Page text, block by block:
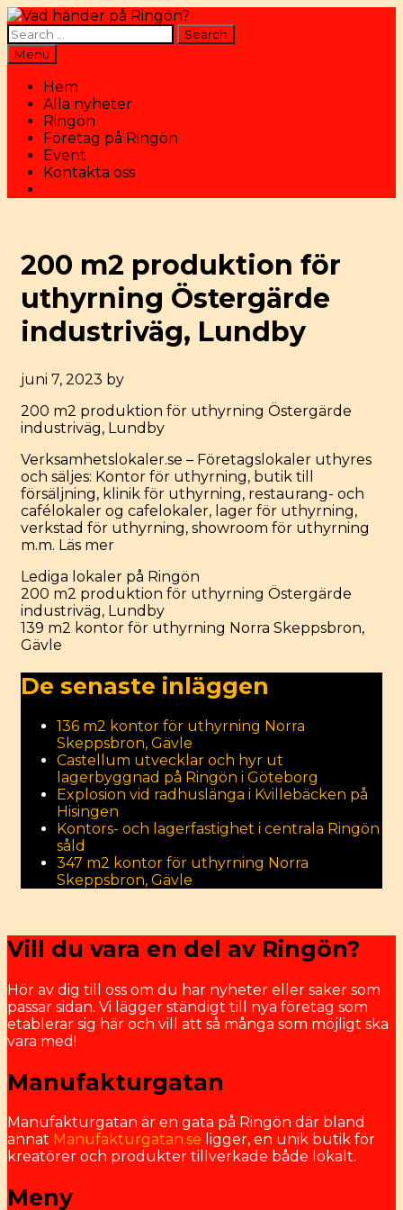
Skip
to
content
Search
for:
Search
Menu
Hem
Alla nyheter
Ringön
Företag på Ringön
Event
Kontakta oss
200 m2 produktion för
uthyrning Östergärde
industriväg, Lundby
juni 7, 2023 by
200 m2 produktion för uthyrning Östergärde
industriväg, Lundby
Verksamhetslokaler.se – Företagslokaler uthyres
och säljes: Kontor för uthyrning, butik till
försäljning, klinik för uthyrning, restaurang- och
cafélokaler og cafelokaler, lager för uthyrning,
verkstad för uthyrning, showroom för uthyrning
m.m. Läs mer
Categories
Lediga lokaler på Ringön
Post
navigation
200 m2 produktion för uthyrning Östergärde
industriväg, Lundby
139 m2 kontor för uthyrning Norra Skeppsbron,
Gävle
De senaste inläggen
136 m2 kontor för uthyrning Norra
Skeppsbron, Gävle
Castellum utvecklar och hyr ut
lagerbyggnad på Ringön i Göteborg
Explosion vid radhuslänga i Kvillebäcken på
Hisingen
Kontors- och lagerfastighet i centrala Ringön
såld
347 m2 kontor för uthyrning Norra
Skeppsbron, Gävle
Vill du vara en del av Ringön?
Hör av dig till oss om du har nyheter eller saker som
passar sidan. Vi lägger ständigt till nya företag som
etablerar sig här och vill att så många som möjligt ska
vara med!
Manufakturgatan
Manufakturgatan är en gata på Ringön där bland
annat Manufakturgatan.se ligger, en unik butik för
kreatörer och produkter tillverkade både lokalt.
Meny